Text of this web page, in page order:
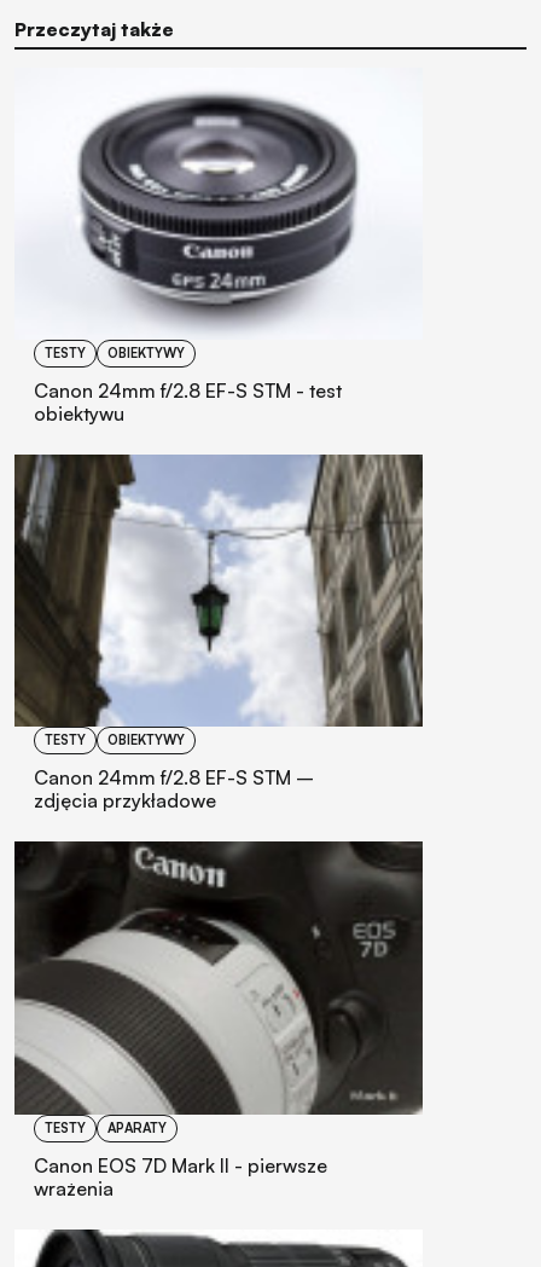
Przeczytaj także
TESTY OBIEKTYWY
Canon 24mm f/2.8 EF-S STM - test
obiektywu
TESTY OBIEKTYWY
Canon 24mm f/2.8 EF-S STM –
zdjęcia przykładowe
TESTY APARATY
Canon EOS 7D Mark II - pierwsze
wrażenia